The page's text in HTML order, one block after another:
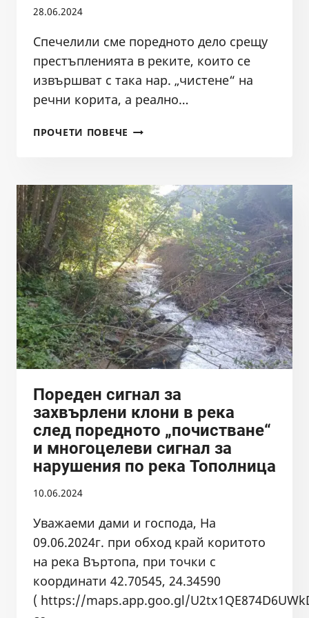
28.06.2024
Спечелили сме поредното дело срещу
престъпленията в реките, които се
извършват с така нар. „чистене“ на
речни корита, а реално…
ПРОЧЕТИ ПОВЕЧЕ ПОРЕДНОТО
ЧЕСТИТО
НА
РЕКА
МАРИЦА
Пореден сигнал за
захвърлени клони в река
след поредното „почистване“
и многоцелеви сигнал за
нарушения по река Тополница
10.06.2024
Уважаеми дами и господа, На
09.06.2024г. при обход край коритото
на река Въртопа, при точки с
координати 42.70545, 24.34590
( https://maps.app.goo.gl/